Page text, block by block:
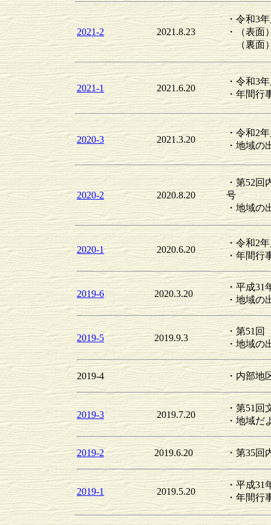
2021-2 2021.8.23
・令和3
・（表面
（裏面）
2021-1 2021.6.20
・令和3
・年間行
2020-3 2021.3.20
・令和2
・地域の
2020-2 2020.8.20
・第52回
号
・地域の
2020-1 2020.6.20
・令和2
・年間行
2019-6 2020.3.20
・平成
・地域の
2019-5 2019.9.3
・第51
・地域の
2019-4 ・内部地
2019-3 2019.7.20
・第51回
・地域だ
2019-2 2019.6.20 ・第35回
2019-1 2019.5.20
・平成31
・年間行